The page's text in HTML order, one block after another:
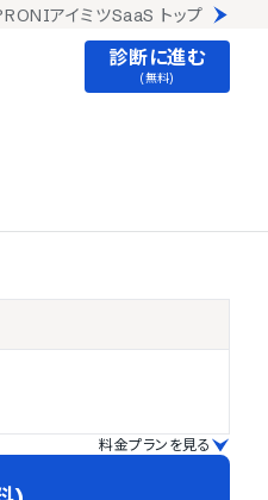
アイミツSaaS トップ
診断に進む
(無料)
料金プランを見る